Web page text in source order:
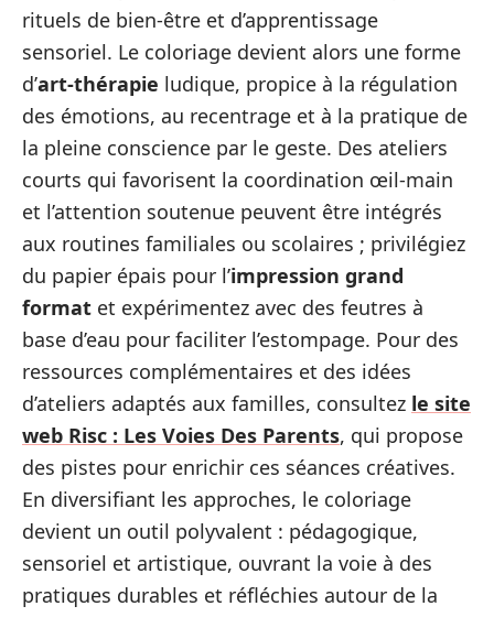
rituels de bien-être et d’apprentissage
sensoriel. Le coloriage devient alors une forme
d’art-thérapie ludique, propice à la régulation
des émotions, au recentrage et à la pratique de
la pleine conscience par le geste. Des ateliers
courts qui favorisent la coordination œil-main
et l’attention soutenue peuvent être intégrés
aux routines familiales ou scolaires ; privilégiez
du papier épais pour l’impression grand
format et expérimentez avec des feutres à
base d’eau pour faciliter l’estompage. Pour des
ressources complémentaires et des idées
d’ateliers adaptés aux familles, consultez le site
web Risc : Les Voies Des Parents, qui propose
des pistes pour enrichir ces séances créatives.
En diversifiant les approches, le coloriage
devient un outil polyvalent : pédagogique,
sensoriel et artistique, ouvrant la voie à des
pratiques durables et réfléchies autour de la